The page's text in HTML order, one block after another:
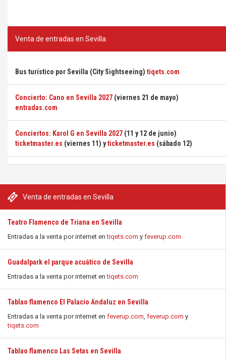
Venta de entradas en Sevilla
Teatro Flamenco de Triana en Sevilla
Entradas a la venta por internet entiqets.com y feverup.com
Guadalpark el parque acuático de Sevilla
Entradas a la venta por internet entiqets.com
Tablao flamenco El Palacio Andaluz en Sevilla
Entradas a la venta por internet en feverup.com, feverup.com y
tiqets.com
Tablao flamenco Las Setas en Sevilla
Venta de entradas en Sevilla
Bus turístico por Sevilla (City Sightseeing) tiqets.com
Concierto: Cano en Sevilla 2027 (viernes 21 de mayo)
entradas.com
Conciertos: Karol G en Sevilla 2027 (11 y 12 de junio)
ticketmaster.es (viernes 11) yticketmaster.es (sábado 12)